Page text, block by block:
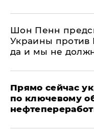
Шон Пенн
Украины против
да и мы не
Прямо сейчас
по ключевому